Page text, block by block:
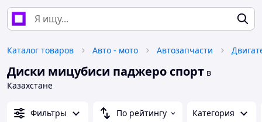
Каталог товаров Авто - мото Автозапчасти
Диски мицубиси паджеро спорт в
Казахстане
Фильтры По рейтингу Категория